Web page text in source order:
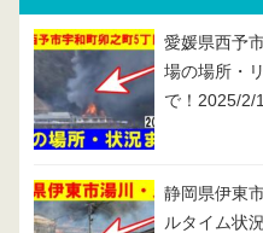
愛媛県西予
場の場所・
で！2025/2/
静岡県伊東
ルタイム状